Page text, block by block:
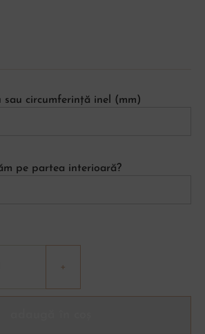
sau circumferință inel (mm)
pe partea interioară?